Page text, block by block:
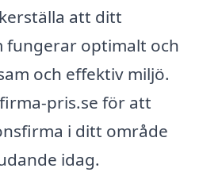
att ditt
fungerar optimalt och
och effektiv miljö.
pris.se för att
i ditt område
idag.